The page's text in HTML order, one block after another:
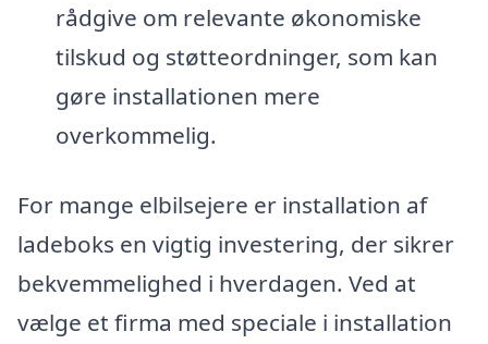
rådgive om relevante økonomiske
tilskud og støtteordninger, som kan
gøre installationen mere
overkommelig.
For mange elbilsejere er installation af
ladeboks en vigtig investering, der sikrer
bekvemmelighed i hverdagen. Ved at
vælge et firma med speciale i installation